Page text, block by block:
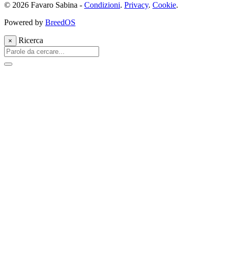
© 2026 Favaro Sabina - Condizioni. Privacy. Cookie.
Powered by BreedOS
× Ricerca